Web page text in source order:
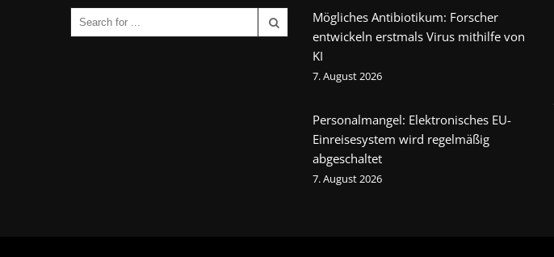
Mögliches Antibiotikum: Forscher
entwickeln erstmals Virus mithilfe von
KI
7. August 2026
Personalmangel: Elektronisches EU-
Einreisesystem wird regelmäßig
abgeschaltet
7. August 2026